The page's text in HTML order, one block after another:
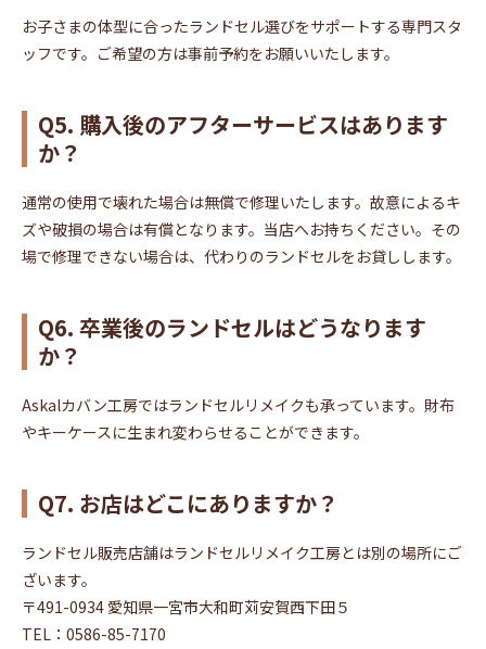
お子さまの体型に合ったランドセル選びをサポートする専門スタ
ッフです。ご希望の方は事前予約をお願いいたします。
Q5. 購入後のアフターサービスはあります
か？
通常の使用で壊れた場合は無償で修理いたします。故意によるキ
ズや破損の場合は有償となります。当店へお持ちください。その
場で修理できない場合は、代わりのランドセルをお貸しします。
Q6. 卒業後のランドセルはどうなります
か？
Askalカバン工房ではランドセルリメイクも承っています。財布
やキーケースに生まれ変わらせることができます。
Q7. お店はどこにありますか？
ランドセル販売店舗はランドセルリメイク工房とは別の場所にご
ざいます。
〒491-0934 愛知県一宮市大和町苅安賀西下田５
TEL：0586-85-7170